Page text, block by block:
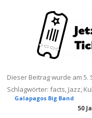
Dieser Beitrag wurde am 5.
Schlagwörter: facts, Jazz,
Galapagos Big Band
50